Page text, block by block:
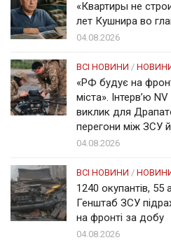
«Квартиры не
лет Кушнира во
04.08.2026
ВСІ НОВИНИ /
«РФ будує на
міста». Інтерв’ю
виклик для
перегони між ЗСУ
04.08.2026
ВСІ НОВИНИ /
1240 окупантів, 55
Генштаб ЗСУ
на фронті за добу
04.08.2026